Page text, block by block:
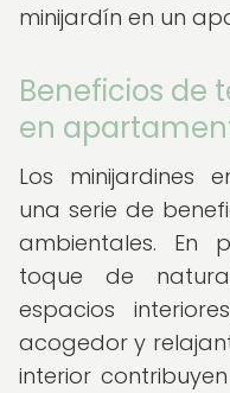
minijardín en un
Beneficios de
en
Los minijardines
una serie de
ambientales. En
toque de
espacios
acogedor y
interior